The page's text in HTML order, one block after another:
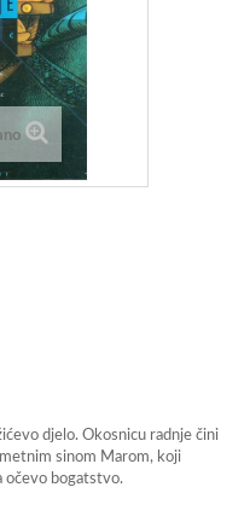
djelo. Okosnicu radnje čini
sinom Marom, koji
očevo bogatstvo.